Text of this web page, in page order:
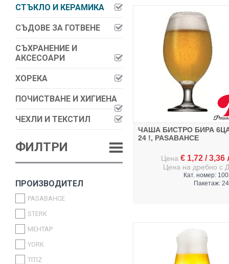
СТЪКЛО И КЕРАМИКА
СЪДОВЕ ЗА ГОТВЕНЕ
СЪХРАНЕНИЕ И
АКСЕСОАРИ
ХОРЕКА
ПОЧИСТВАНЕ И ХИГИЕНА
ЧЕХЛИ И ТЕКСТИЛ
ФИЛТРИ
ПРОИЗВОДИТЕЛ
PASABAHCE
STERK
MEHTAP
YORK
TITIZ
ЧАША БИСТРО БИРА
24 !, PASABAHCE
Цена € 1,72 /3,36
Цена на дребно с
Кат. номер:
Пакетаж: